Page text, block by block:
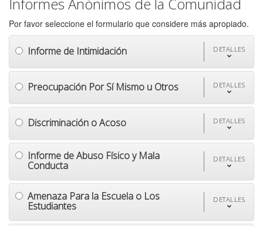
Por favor seleccione el formulario que considere más apropiado.
Informe de Intimidación DETALLES
Preocupación Por Sí Mismo u Otros DETALLES
Discriminación o Acoso DETALLES
Informe de Abuso Físico y Mala
Conducta
DETALLES
Amenaza Para la Escuela o Los
Estudiantes
DETALLES